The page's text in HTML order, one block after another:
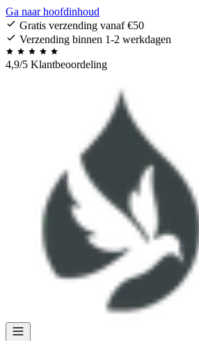
Ga naar hoofdinhoud
Gratis verzending vanaf €50
Verzending binnen 1-2 werkdagen
4,9/5 Klantbeoordeling